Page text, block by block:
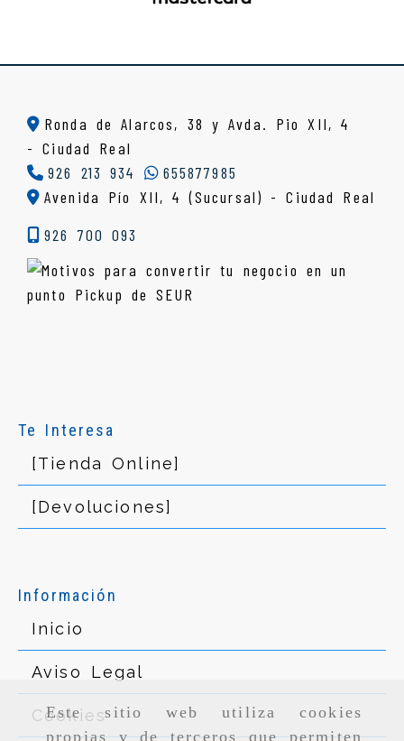
Este sitio web utiliza cookies
propias y de terceros que permiten
Ronda de Alarcos, 38 y Avda. Pio XII, 4
-Ciudad Real
926 213 934
655877985
Avenida Pío XII, 4 (Sucursal) - Ciudad Real
926 700 093
Te Interesa
[Tienda Online]
[Devoluciones]
Información
Inicio
Aviso Legal
Cookies